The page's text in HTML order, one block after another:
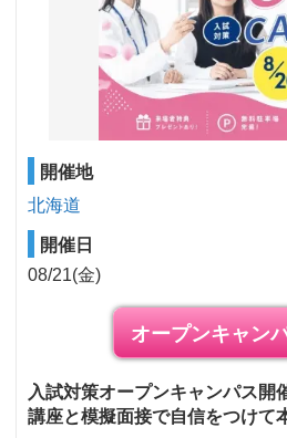
開催地
北海道
開催日
08/21(金)
オープンキャン
入試対策オープンキャンパス開
講座と模擬面接で自信をつけて